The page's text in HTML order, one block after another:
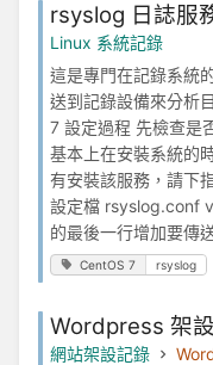
rsyslog 日誌服
Linux 系統記錄
這是專門在記錄系統
送到記錄設備來分析
7 設定過程 先檢查
基本上在安裝系統的
有安裝該服務，請下
設定檔 rsyslog.conf
的最後一行增加要傳
CentOS 7 rsyslog
Wordpress 架
網站架設記錄